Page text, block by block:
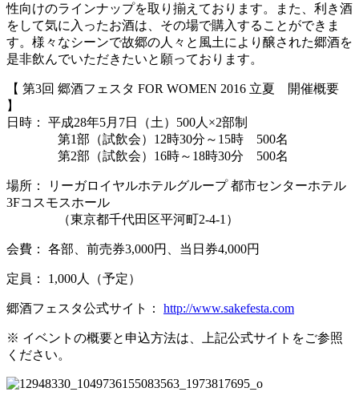
性向けのラインナップを取り揃えております。また、利き酒
をして気に入ったお酒は、その場で購入することができま
す。様々なシーンで故郷の人々と風土により醸された郷酒を
是非飲んでいただきたいと願っております。
【 第3回 郷酒フェスタ FOR WOMEN 2016 立夏 開催概要
】
日時： 平成28年5月7日（土）500人×2部制
第1部（試飲会）12時30分～15時 500名
第2部（試飲会）16時～18時30分 500名
場所： リーガロイヤルホテルグループ 都市センターホテル
3Fコスモスホール
（東京都千代田区平河町2-4-1）
会費： 各部、前売券3,000円、当日券4,000円
定員： 1,000人（予定）
郷酒フェスタ公式サイト： http://www.sakefesta.com
※ イベントの概要と申込方法は、上記公式サイトをご参照
ください。